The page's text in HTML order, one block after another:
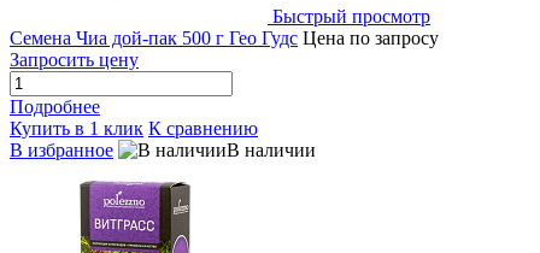
Быстрый просмотр
Семена Чиа дой-пак 500 г Гео Гудс Цена по запросу
Запросить цену
Подробнее
Купить в 1 клик К сравнению
В избранное
В наличии